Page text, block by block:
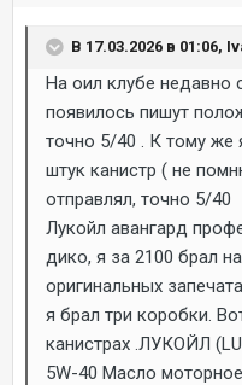
В 17.03.2026 в 01:06,
На оил клубе недавно
появилось пишут
точно 5/40 . К тому же
штук канистр ( не
отправлял, точно 5/40
Лукойл авангард
дико, я за 2100 брал
оригинальных
я брал три коробки.
канистрах .ЛУКОЙЛ
5W-40 Масло